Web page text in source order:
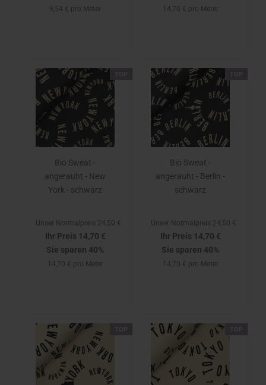
9,54 € pro Meter 14,70 € pro Meter
Bio Sweat -
angerauht - New
York - schwarz
Unser Normalpreis 24,50 €
Ihr Preis 14,70 €
Sie sparen 40%
14,70 € pro Meter
Bio Sweat -
angerauht - Berlin -
schwarz
Unser Normalpreis 24,50 €
Ihr Preis 14,70 €
Sie sparen 40%
14,70 € pro Meter